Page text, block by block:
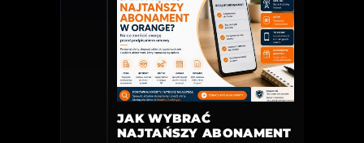
JAK WYBRAĆ
NAJTAŃSZY ABONAMENT